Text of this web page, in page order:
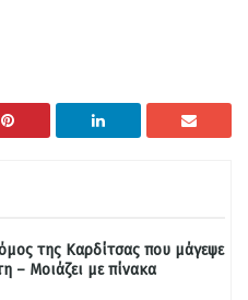
της Καρδίτσας που μάγεψε
– Μοιάζει με πίνακα